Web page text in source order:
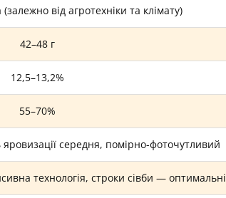
від агротехніки та клімату)
42–48 г
12,5–13,2%
55–70%
середня, помірно-фоточутливий
технологія, строки сівби — оптимальні